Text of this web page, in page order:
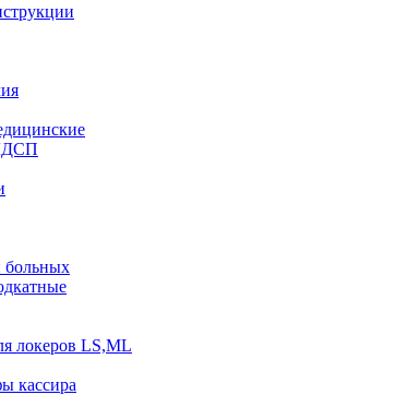
больных
локеров LS,ML
кассира